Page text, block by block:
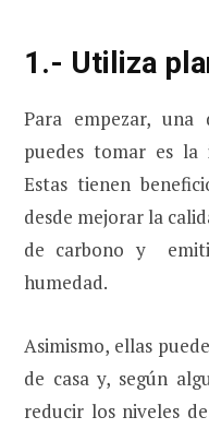
1.- Utiliza
Para empezar, una
puedes tomar es la
Estas tienen
desde mejorar la
de carbono y
humedad.
Asimismo, ellas
de casa y, según
reducir los niveles